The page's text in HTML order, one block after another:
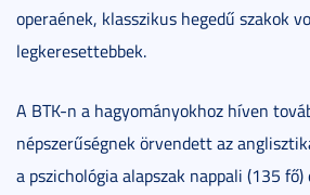
operaének, klasszikus hegedű szakok
legkeresettebbek.
A BTK-n a hagyományokhoz híven
népszerűségnek örvendett az
a pszichológia alapszak nappali (135